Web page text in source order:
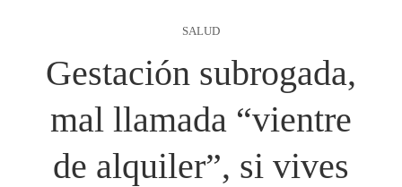
SALUD
Gestación subrogada,
mal llamada “vientre
de alquiler”, si vives